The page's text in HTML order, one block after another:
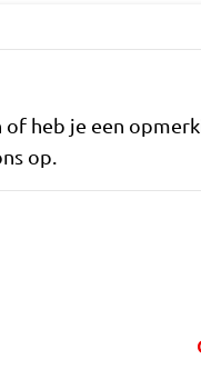
of heb je een
op.